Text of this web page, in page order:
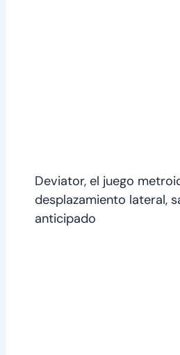
Deviator, el juego
desplazamiento lateral,
anticipado